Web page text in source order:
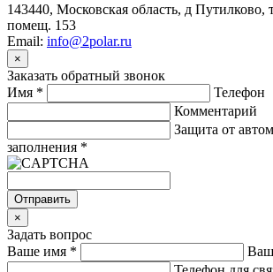
143440, Московская область, д Путилково,
помещ. 153
Email: info@2polar.ru
×
Заказать обратный звонок
Имя *
Телефон
Комментарий
Защита от
заполнения *
Отправить
×
Задать вопрос
Ваше имя * Ваш